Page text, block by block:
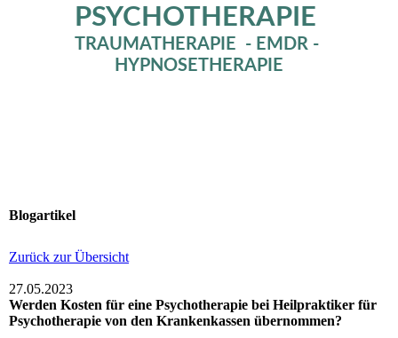
PSYCHOTHERAPIE
TRAUMATHERAPIE - EMDR -
HYPNOSETHERAPIE
Blogartikel
Zurück zur Übersicht
27.05.2023
Werden Kosten für eine Psychotherapie bei Heilpraktiker für
Psychotherapie von den Krankenkassen übernommen?